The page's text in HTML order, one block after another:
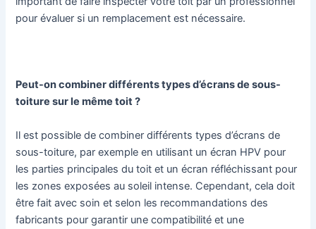
pour évaluer si un remplacement est nécessaire.
Peut-on combiner différents types d’écrans de sous-
toiture sur le même toit ?
Il est possible de combiner différents types d’écrans de
sous-toiture, par exemple en utilisant un écran HPV pour
les parties principales du toit et un écran réfléchissant pour
les zones exposées au soleil intense. Cependant, cela doit
être fait avec soin et selon les recommandations des
fabricants pour garantir une compatibilité et une